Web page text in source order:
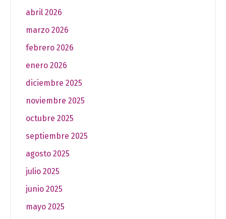
abril 2026
marzo 2026
febrero 2026
enero 2026
diciembre 2025
noviembre 2025
octubre 2025
septiembre 2025
agosto 2025
julio 2025
junio 2025
mayo 2025